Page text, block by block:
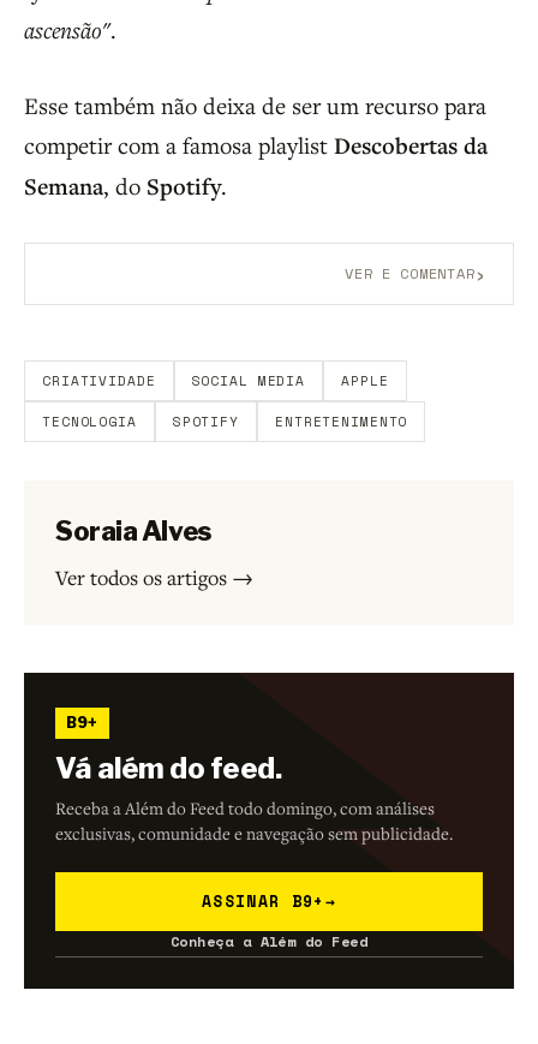
ascensão".
Esse também não deixa de ser um recurso para
competir com a famosa playlist Descobertas da
Semana, do Spotify.
VER E COMENTAR›
CRIATIVIDADE SOCIAL MEDIA APPLE
TECNOLOGIA SPOTIFY ENTRETENIMENTO
Soraia Alves
Ver todos os artigos →
B9+
Vá além do feed.
Receba a Além do Feed todo domingo, com análises
exclusivas, comunidade e navegação sem publicidade.
ASSINAR B9+ →
Conheça a Além do Feed